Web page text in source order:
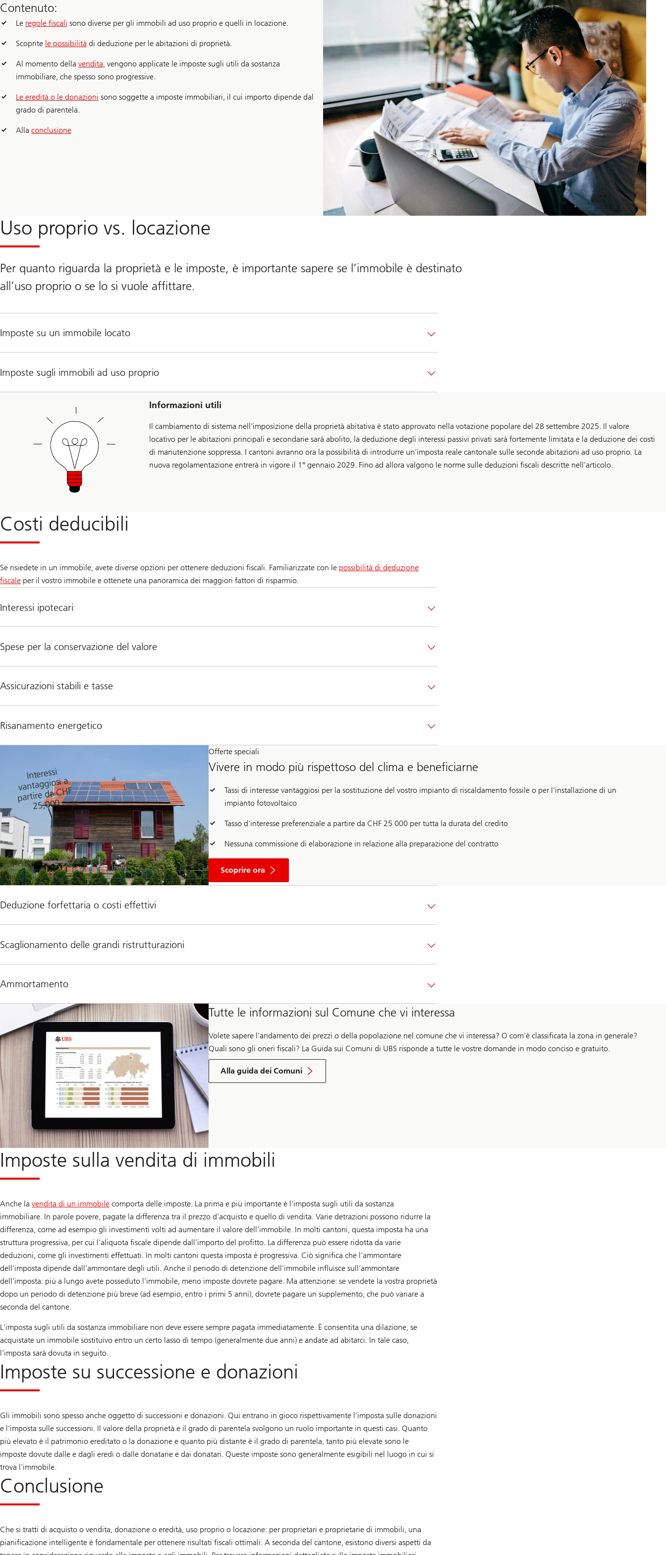
Contenuto:
Le regole fiscali sono diverse per gli immobili ad uso proprio e quelli in locazione.
Scoprite le possibilità di deduzione per le abitazioni di proprietà.
Al momento della vendita, vengono applicate le imposte sugli utili da sostanza
immobiliare, che spesso sono progressive.
Le eredità o le donazioni sono soggette a imposte immobiliari, il cui importo dipende dal
grado di parentela.
Alla conclusione
Uso proprio vs. locazione
Per quanto riguarda la proprietà e le imposte, è importante sapere se l’immobile è destinato
all’uso proprio o se lo si vuole affittare.
Imposte su un immobile locato
Imposte sugli immobili ad uso proprio
Informazioni utili
Il cambiamento di sistema nell’imposizione della proprietà abitativa è stato approvato nella votazione popolare del 28 settembre 2025. Il valore
locativo per le abitazioni principali e secondarie sarà abolito, la deduzione degli interessi passivi privati sarà fortemente limitata e la deduzione dei costi
di manutenzione soppressa. I cantoni avranno ora la possibilità di introdurre un’imposta reale cantonale sulle seconde abitazioni ad uso proprio. La
nuova regolamentazione entrerà in vigore il 1° gennaio 2029. Fino ad allora valgono le norme sulle deduzioni fiscali descritte nell’articolo.
Costi deducibili
Se risiedete in un immobile, avete diverse opzioni per ottenere deduzioni fiscali. Familiarizzate con le possibilità di deduzione
fiscale per il vostro immobile e ottenete una panoramica dei maggiori fattori di risparmio.
Interessi ipotecari
Spese per la conservazione del valore
Assicurazioni stabili e tasse
Risanamento energetico
Interessi
vantaggiosi a
partire da CHF
25,000
Offerte speciali
Vivere in modo più rispettoso del clima e beneficiarne
Tassi di interesse vantaggiosi per la sostituzione del vostro impianto di riscaldamento fossile o per l’installazione di un
impianto fotovoltaico
Tasso d'interesse preferenziale a partire da CHF 25 000 per tutta la durata del credito
Nessuna commissione di elaborazione in relazione alla preparazione del contratto
Scoprire ora
i
c
c
m
e
p
d
u
z
i
o
n
e
a
r
c
a
p
i
r
i
p
e
t
i
d
e
l
i
Deduzione forfettaria o costi effettivi
Scaglionamento delle grandi ristrutturazioni
Ammortamento
Tutte le informazioni sul Comune che vi interessa
Volete sapere l'andamento dei prezzi o della popolazione nel comune che vi interessa? O com'è classificata la zona in generale?
Quali sono gli oneri fiscali? La Guida sui Comuni di UBS risponde a tutte le vostre domande in modo conciso e gratuito.
Alla guida dei Comuni
Clicca
qui
Imposte sulla vendita di immobili
Anche la vendita di un immobile comporta delle imposte. La prima e più importante è l’imposta sugli utili da sostanza
immobiliare. In parole povere, pagate la differenza tra il prezzo d’acquisto e quello di vendita. Varie detrazioni possono ridurre la
differenza, come ad esempio gli investimenti volti ad aumentare il valore dell’immobile. In molti cantoni, questa imposta ha una
struttura progressiva, per cui l’aliquota fiscale dipende dall’importo del profitto. La differenza può essere ridotta da varie
deduzioni, come gli investimenti effettuati. In molti cantoni questa imposta è progressiva. Ciò significa che l’ammontare
dell’imposta dipende dall’ammontare degli utili. Anche il periodo di detenzione dell’immobile influisce sull’ammontare
dell’imposta: più a lungo avete posseduto l’immobile, meno imposte dovrete pagare. Ma attenzione: se vendete la vostra proprietà
dopo un periodo di detenzione più breve (ad esempio, entro i primi 5 anni), dovrete pagare un supplemento, che può variare a
seconda del cantone.
L’imposta sugli utili da sostanza immobiliare non deve essere sempre pagata immediatamente. È consentita una dilazione, se
acquistate un immobile sostituivo entro un certo lasso di tempo (generalmente due anni) e andate ad abitarci. In tale caso,
l’imposta sarà dovuta in seguito.
Imposte su successione e donazioni
Gli immobili sono spesso anche oggetto di successioni e donazioni. Qui entrano in gioco rispettivamente l’imposta sulle donazioni
e l’imposta sulle successioni. Il valore della proprietà e il grado di parentela svolgono un ruolo importante in questi casi. Quanto
più elevato è il patrimonio ereditato o la donazione e quanto più distante è il grado di parentela, tanto più elevate sono le
imposte dovute dalle e dagli eredi o dalle donatarie e dai donatari. Queste imposte sono generalmente esigibili nel luogo in cui si
trova l’immobile.
Conclusione
Che si tratti di acquisto o vendita, donazione o eredità, uso proprio o locazione: per proprietari e proprietarie di immobili, una
pianificazione intelligente è fondamentale per ottenere risultati fiscali ottimali. A seconda del cantone, esistono diversi aspetti da